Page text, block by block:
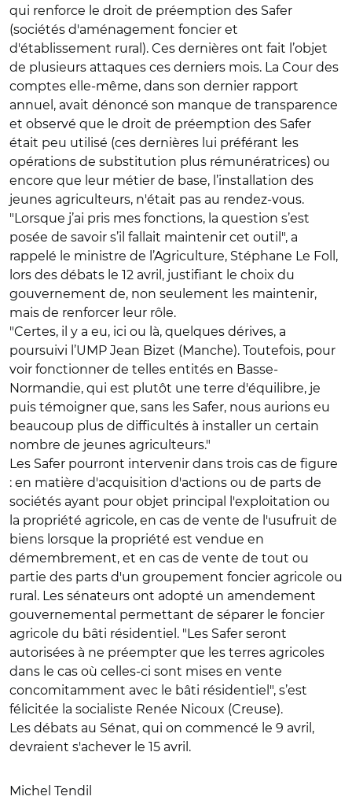
qui renforce le droit de préemption des Safer
(sociétés d'aménagement foncier et
d'établissement rural). Ces dernières ont fait l’objet
de plusieurs attaques ces derniers mois. La Cour des
comptes elle-même, dans son dernier rapport
annuel, avait dénoncé son manque de transparence
et observé que le droit de préemption des Safer
était peu utilisé (ces dernières lui préférant les
opérations de substitution plus rémunératrices) ou
encore que leur métier de base, l’installation des
jeunes agriculteurs, n'était pas au rendez-vous.
"Lorsque j’ai pris mes fonctions, la question s’est
posée de savoir s’il fallait maintenir cet outil", a
rappelé le ministre de l’Agriculture, Stéphane Le Foll,
lors des débats le 12 avril, justifiant le choix du
gouvernement de, non seulement les maintenir,
mais de renforcer leur rôle.
"Certes, il y a eu, ici ou là, quelques dérives, a
poursuivi l’UMP Jean Bizet (Manche). Toutefois, pour
voir fonctionner de telles entités en Basse-
Normandie, qui est plutôt une terre d'équilibre, je
puis témoigner que, sans les Safer, nous aurions eu
beaucoup plus de difficultés à installer un certain
nombre de jeunes agriculteurs."
Les Safer pourront intervenir dans trois cas de figure
: en matière d'acquisition d'actions ou de parts de
sociétés ayant pour objet principal l'exploitation ou
la propriété agricole, en cas de vente de l'usufruit de
biens lorsque la propriété est vendue en
démembrement, et en cas de vente de tout ou
partie des parts d'un groupement foncier agricole ou
rural. Les sénateurs ont adopté un amendement
gouvernemental permettant de séparer le foncier
agricole du bâti résidentiel. "Les Safer seront
autorisées à ne préempter que les terres agricoles
dans le cas où celles-ci sont mises en vente
concomitamment avec le bâti résidentiel", s’est
félicitée la socialiste Renée Nicoux (Creuse).
Les débats au Sénat, qui on commencé le 9 avril,
devraient s'achever le 15 avril.
Michel Tendil